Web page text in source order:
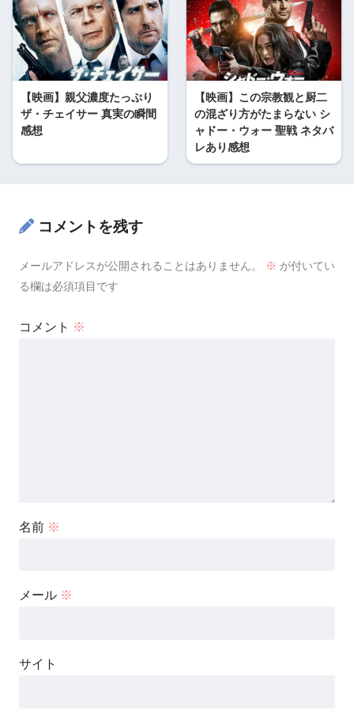
【映画】親父濃度たっぷり
ザ・チェイサー 真実の瞬間
感想
【映画】この宗教観と厨二
の混ざり方がたまらない シ
ャドー・ウォー 聖戦 ネタバ
レあり感想
コメントを残す
メールアドレスが公開されることはありません。 ※ が付いてい
る欄は必須項目です
コメント ※
名前 ※
メール ※
サイト